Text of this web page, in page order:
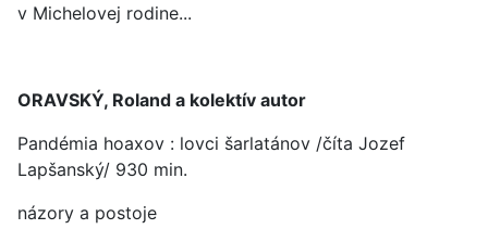
v Michelovej rodine...
ORAVSKÝ, Roland a kolektív autor
Pandémia hoaxov : lovci šarlatánov /číta Jozef
Lapšanský/ 930 min.
názory a postoje